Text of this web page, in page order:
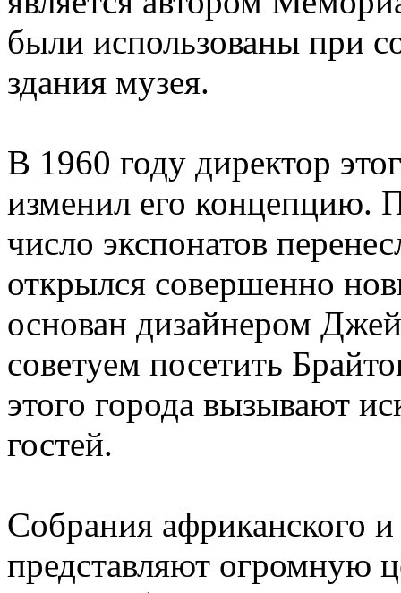
были использованы при
здания музея.
В 1960 году директор
изменил его концепцию.
число экспонатов
открылся совершенно
основан дизайнером
советуем посетить
этого города вызывают
гостей.
Собрания африканского и
представляют огромную